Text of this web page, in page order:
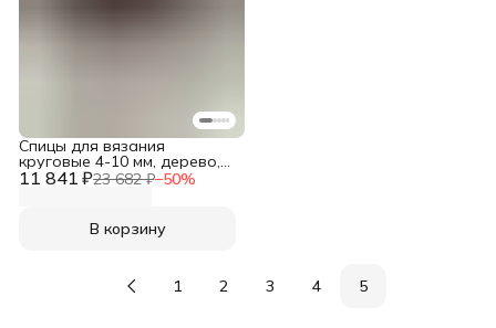
11 841 ₽23 682 ₽−50%
Спицы для вязания
круговые 4-10 мм, дерево,
Prym, 223800
В корзину
1 2 3 4 5